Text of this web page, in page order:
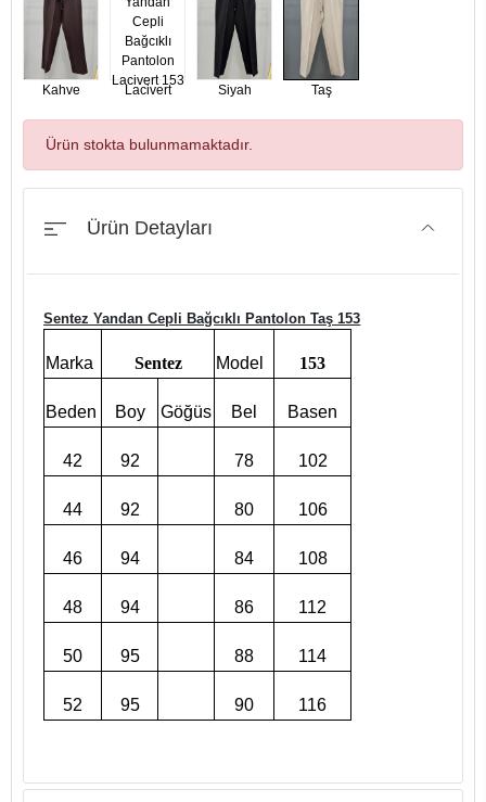
Kahve Lacivert Siyah Taş
Ürün stokta bulunmamaktadır.
Ürün Detayları
Sentez Yandan Cepli Bağcıklı Pantolon Taş 153
Marka Sentez Model 153
Beden Boy Göğüs Bel Basen
42 92 78 102
44 92 80 106
46 94 84 108
48 94 86 112
50 95 88 114
52 95 90 116